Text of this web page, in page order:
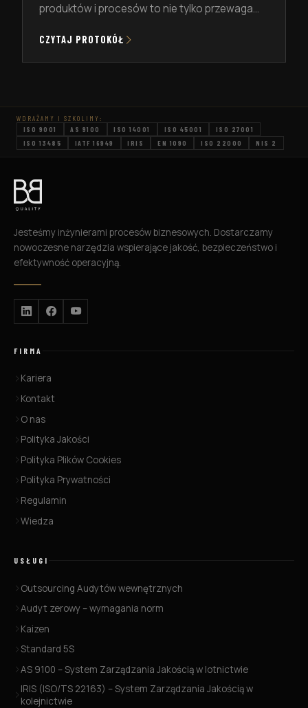
produktów i procesów to nie tylko przewaga
zarządzania jakością to zestaw technik,
konkretnych […]
CZYTAJ PROTOKÓŁ
WDRAŻAMY I SZKOLIMY:
ISO 9001
AS 9100 ISO 14001 ISO 45001
ISO 27001
ISO 13485
IATF 16949 IRIS EN 1090 ISO 22000 NIS 2
Jesteśmy inżynierami procesów biznesowych. Dostarczamy
nowoczesne narzędzia wspierające jakość, bezpieczeństwo i
efektywność operacyjną.
FIRMA
Kariera
Kontakt
O nas
Polityka Jakości
Polityka Plików Cookies
Polityka Prywatności
Regulamin
Wiedza
USŁUGI
Outsourcing Audytów wewnętrznych
Audyt zerowy – wymagania norm
Kaizen
Standard 5S
AS 9100 – System Zarządzania Jakością w lotnictwie
IRIS (ISO/TS 22163) – System Zarządzania Jakością w
kolejnictwie